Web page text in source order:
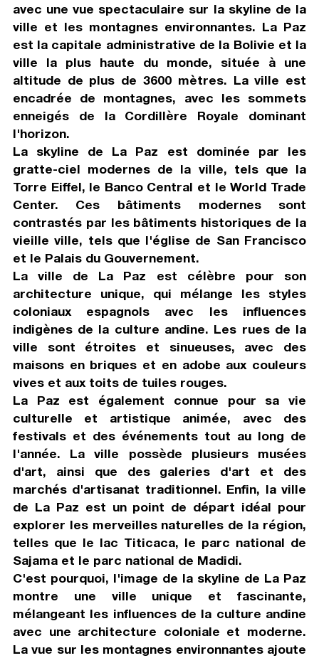
avec une vue spectaculaire sur la skyline de la
ville et les montagnes environnantes. La Paz
est la capitale administrative de la Bolivie et la
ville la plus haute du monde, située à une
altitude de plus de 3600 mètres. La ville est
encadrée de montagnes, avec les sommets
enneigés de la Cordillère Royale dominant
l'horizon.
La skyline de La Paz est dominée par les
gratte-ciel modernes de la ville, tels que la
Torre Eiffel, le Banco Central et le World Trade
Center. Ces bâtiments modernes sont
contrastés par les bâtiments historiques de la
vieille ville, tels que l'église de San Francisco
et le Palais du Gouvernement.
La ville de La Paz est célèbre pour son
architecture unique, qui mélange les styles
coloniaux espagnols avec les influences
indigènes de la culture andine. Les rues de la
ville sont étroites et sinueuses, avec des
maisons en briques et en adobe aux couleurs
vives et aux toits de tuiles rouges.
La Paz est également connue pour sa vie
culturelle et artistique animée, avec des
festivals et des événements tout au long de
l'année. La ville possède plusieurs musées
d'art, ainsi que des galeries d'art et des
marchés d'artisanat traditionnel. Enfin, la ville
de La Paz est un point de départ idéal pour
explorer les merveilles naturelles de la région,
telles que le lac Titicaca, le parc national de
Sajama et le parc national de Madidi.
C'est pourquoi, l'image de la skyline de La Paz
montre une ville unique et fascinante,
mélangeant les influences de la culture andine
avec une architecture coloniale et moderne.
La vue sur les montagnes environnantes ajoute